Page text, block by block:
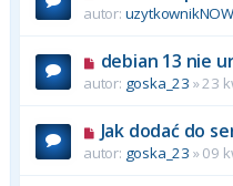
autor:
debian 13 nie
autor: goska_23 » 23
Jak dodać do
autor: goska_23 » 09